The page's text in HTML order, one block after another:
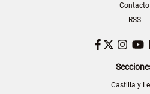
Contacto
RSS
Facebook
Twitter
Castilla y